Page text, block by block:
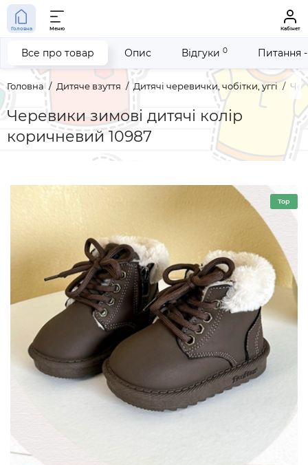
Головна Меню Кабінет
Головна Дитяче взуття Дитячі черевички, чобітки, уггі
Черевики зимові дитячі колір
коричневий 10987
Все про товар Опис Відгуки 0 Питання
Top